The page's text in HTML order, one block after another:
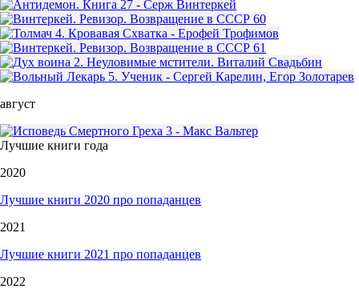
август
Лучшие книги года
2020
Лучшие книги 2020 про попаданцев
2021
Лучшие книги 2021 про попаданцев
2022